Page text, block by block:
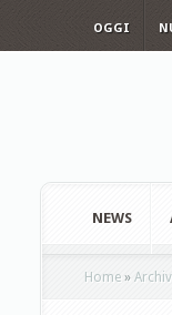
OGGI
NEWS
Home »